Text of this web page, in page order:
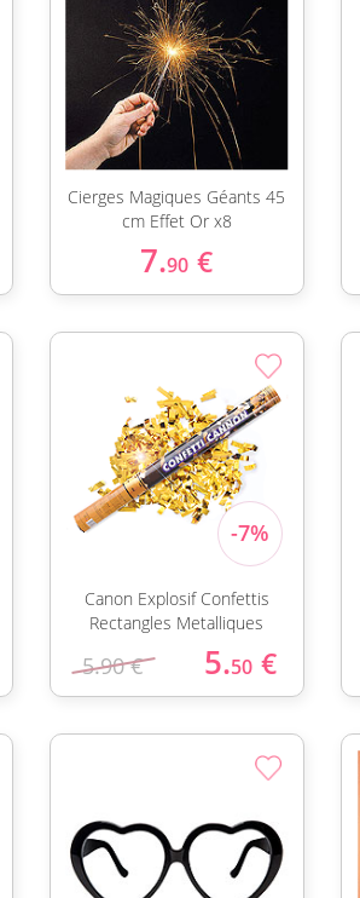
Cierges Magiques Géants 45
cm Effet Or x8
7.90 €
Canon Explosif Confettis
Rectangles Metalliques
5.90 € 5.50 €